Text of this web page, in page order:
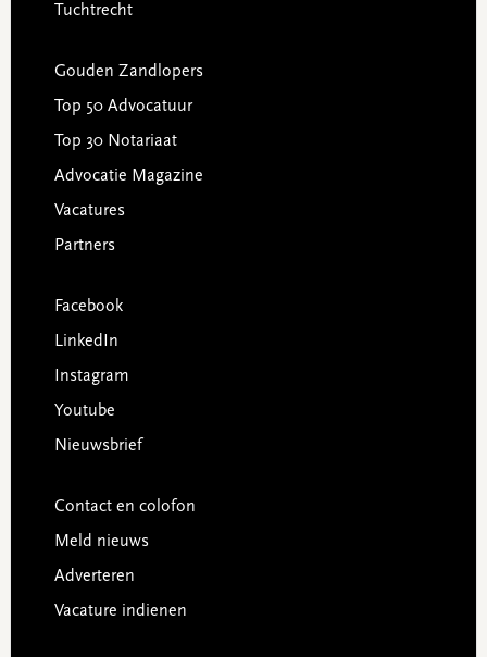
Tuchtrecht
Gouden Zandlopers
Top 50 Advocatuur
Top 30 Notariaat
Advocatie Magazine
Vacatures
Partners
Facebook
LinkedIn
Instagram
Youtube
Nieuwsbrief
Contact en colofon
Meld nieuws
Adverteren
Vacature indienen